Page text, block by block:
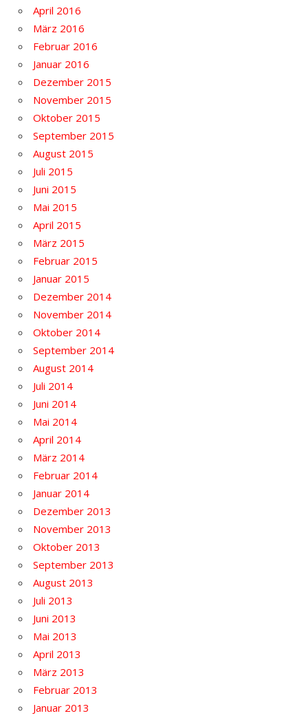
April 2016
März 2016
Februar 2016
Januar 2016
Dezember 2015
November 2015
Oktober 2015
September 2015
August 2015
Juli 2015
Juni 2015
Mai 2015
April 2015
März 2015
Februar 2015
Januar 2015
Dezember 2014
November 2014
Oktober 2014
September 2014
August 2014
Juli 2014
Juni 2014
Mai 2014
April 2014
März 2014
Februar 2014
Januar 2014
Dezember 2013
November 2013
Oktober 2013
September 2013
August 2013
Juli 2013
Juni 2013
Mai 2013
April 2013
März 2013
Februar 2013
Januar 2013